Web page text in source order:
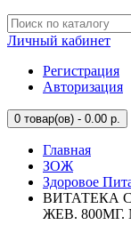
Личный кабинет
Регистрация
Авторизация
0 товар(ов) - 0.00 р.
Главная
ЗОЖ
Здоровое
ВИТАТЕКА
ЖЕВ. 800МГ.